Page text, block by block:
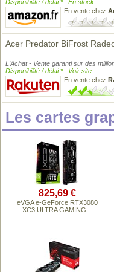
Disponibilité / délai * : En stock
En vente chez
Acer Predator BiFrost
L'Achat - Vente garanti sur des
Disponibilité / délai * : Voir site
En vente chez
Les cartes
825,69 €
eVGA e-GeForce RTX3080
XC3 ULTRA GAMING ..